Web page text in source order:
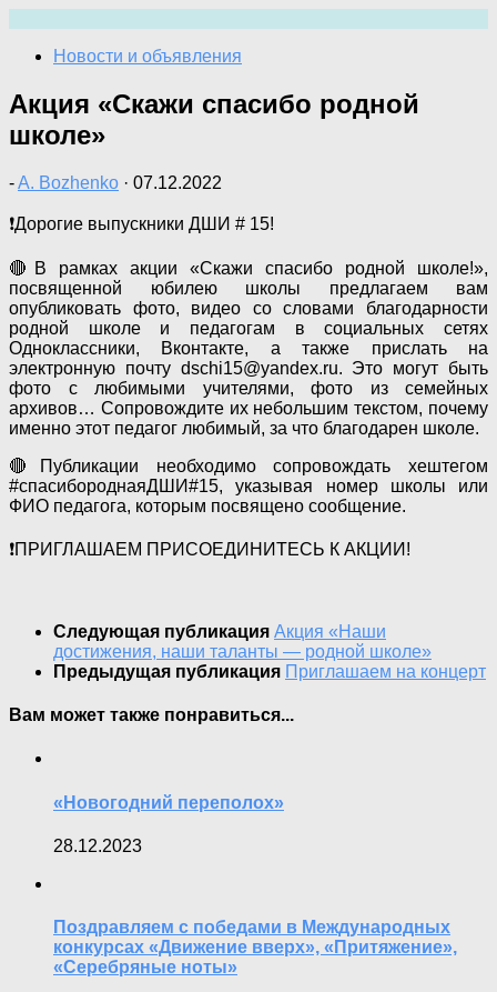
содержимому
Новости и объявления
Акция «Скажи спасибо родной
школе»
-A. Bozhenko · 07.12.2022
❗Дорогие выпускники ДШИ # 15!
🔴В рамках акции «Скажи спасибо родной школе!»,
посвященной юбилею школы предлагаем вам
опубликовать фото, видео со словами благодарности
родной школе и педагогам в социальных сетях
Одноклассники, Вконтакте, а также прислать на
электронную почту dschi15@yandex.ru. Это могут быть
фото с любимыми учителями, фото из семейных
архивов… Сопровождите их небольшим текстом, почему
именно этот педагог любимый, за что благодарен школе.
🔴Публикации необходимо сопровождать хештегом
#спасибороднаяДШИ#15, указывая номер школы или
ФИО педагога, которым посвящено сообщение.
❗ПРИГЛАШАЕМ ПРИСОЕДИНИТЕСЬ К АКЦИИ!
Следующая публикация Акция «Наши
достижения, наши таланты — родной школе»
Предыдущая публикация Приглашаем на концерт
Вам может также понравиться...
«Новогодний переполох»
28.12.2023
Поздравляем с победами в Международных
конкурсах «Движение вверх», «Притяжение»,
«Серебряные ноты»